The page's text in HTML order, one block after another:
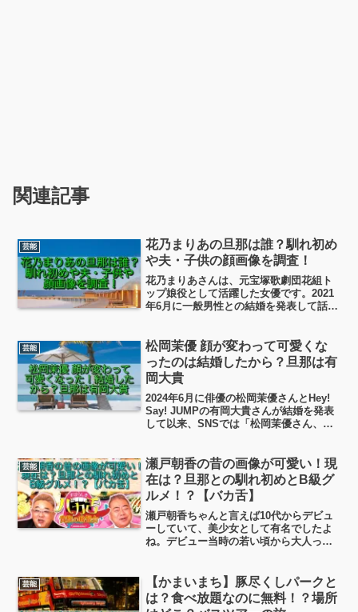
関連記事
芸能
花乃まりあの旦那は誰？馴れ初め
や夫・子供の顔画像を調査！
花乃まりあさんは、元宝塚歌劇団花組ト
ップ娘役として活躍した女優です。2021
年6月に一般男性との結婚を発表して話題
人？」 「馴れ初めは？」 「子供の顔
は？」とい...
芸能
松岡茉優 顔が変わって可愛くな
ったのは結婚したから？旦那は有
岡大貴
2024年6月に俳優の松岡茉優さんとHey!
Say! JUMPの有岡大貴さんが結婚を発表
して以来、SNSでは「松岡茉優さん、顔
ます。この記事では、松岡茉優さんの顔
の変化や結婚との関係について見ていこ
うと思います！
芸能
瀬戸朝香の昔の画像が可愛い！現
在は？旦那との馴れ初めとB級グ
ルメ！？【バカ舌】
瀬戸朝香ちゃんと言えば10代からデビュ
ーしていて、美少女として有名でしたよ
ね。デビュー当時の若い頃から大人っぽ
ていますが、その馴れ初めにも興味が湧
きますよね。
芸能
【かまいまち】豚尽くしパークと
は？食べ放題なのに無料！？場所